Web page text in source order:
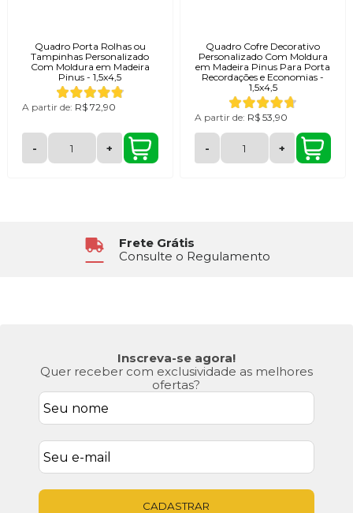
Quadro Porta Rolhas ou
Tampinhas Personalizado
Com Moldura em Madeira
Pinus - 1,5x4,5
A partir de: R$ 72,90
- +
Quadro Cofre Decorativo
Personalizado Com Moldura
em Madeira Pinus Para Porta
Recordações e Economias -
1,5x4,5
A partir de: R$ 53,90
- +
Frete Grátis
Consulte o Regulamento
Inscreva-se agora!
Quer receber com exclusividade as melhores
ofertas?
CADASTRAR